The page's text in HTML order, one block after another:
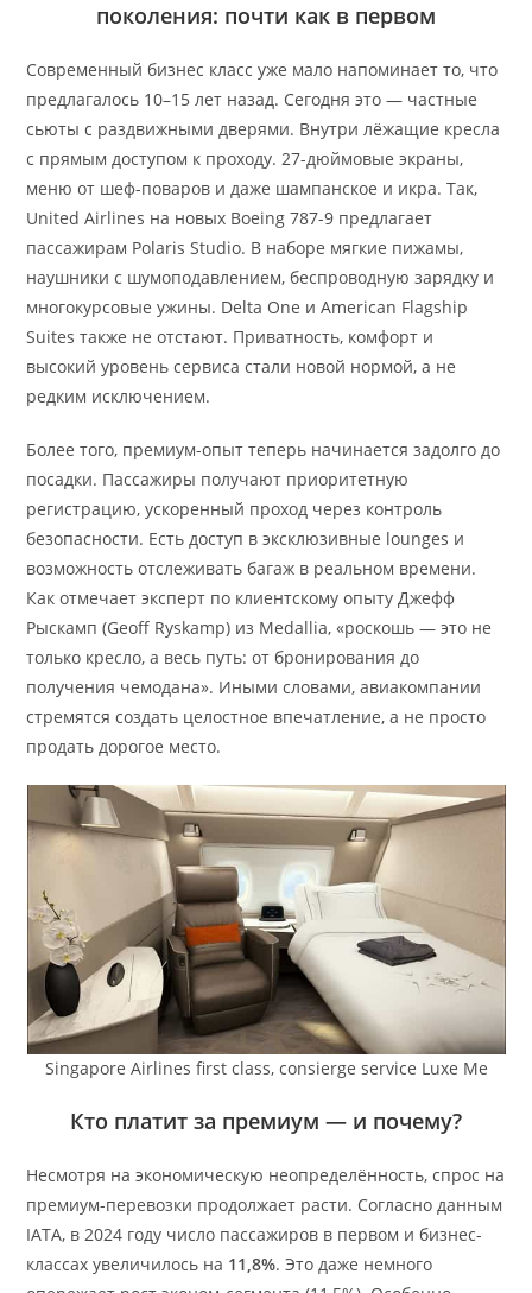
поколения: почти как в первом
Современный бизнес класс уже мало напоминает то, что
предлагалось 10–15 лет назад. Сегодня это — частные
сьюты с раздвижными дверями. Внутри лёжащие кресла
с прямым доступом к проходу. 27-дюймовые экраны,
меню от шеф-поваров и даже шампанское и икра. Так,
United Airlines на новых Boeing 787-9 предлагает
пассажирам Polaris Studio. В наборе мягкие пижамы,
наушники с шумоподавлением, беспроводную зарядку и
многокурсовые ужины. Delta One и American Flagship
Suites также не отстают. Приватность, комфорт и
высокий уровень сервиса стали новой нормой, а не
редким исключением.
Более того, премиум-опыт теперь начинается задолго до
посадки. Пассажиры получают приоритетную
регистрацию, ускоренный проход через контроль
безопасности. Есть доступ в эксклюзивные lounges и
возможность отслеживать багаж в реальном времени.
Как отмечает эксперт по клиентскому опыту Джефф
Рыскамп (Geoff Ryskamp) из Medallia, «роскошь — это не
только кресло, а весь путь: от бронирования до
получения чемодана». Иными словами, авиакомпании
стремятся создать целостное впечатление, а не просто
продать дорогое место.
Singapore Airlines first class, consierge service Luxe Me
Кто платит за премиум — и почему?
Несмотря на экономическую неопределённость, спрос на
премиум-перевозки продолжает расти. Согласно данным
IATA, в 2024 году число пассажиров в первом и бизнес-
классах увеличилось на 11,8%. Это даже немного